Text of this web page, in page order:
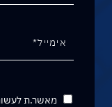
מאשר.ת